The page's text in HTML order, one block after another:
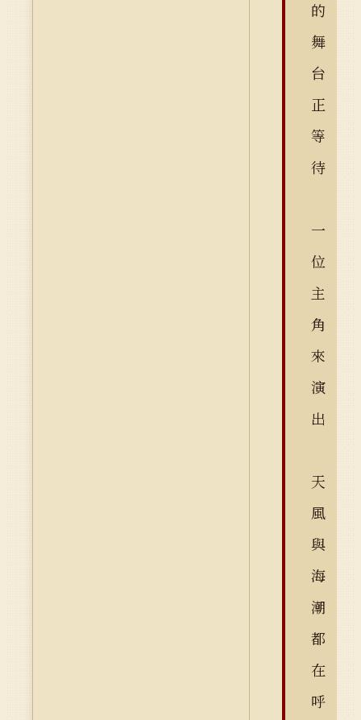
的
舞
台
正
等
待
一
位
主
角
來
演
出
天
風
與
海
潮
都
在
呼